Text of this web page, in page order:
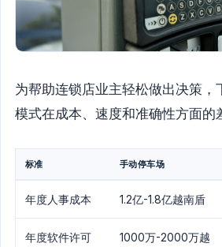
为帮助连锁店业主轻松做出决策，
模式在成本、速度和准确性方面的
标准 手动停车场
年度人事成本 1.2亿-1.8亿越南盾
年度软件许可
1000万-2000万越